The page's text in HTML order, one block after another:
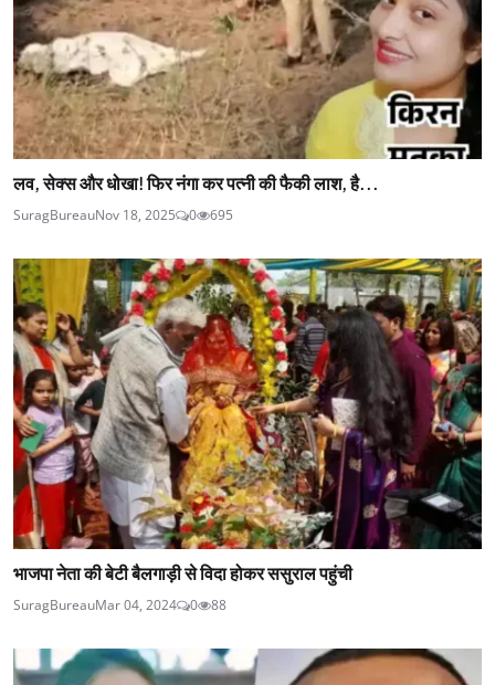
लव, सेक्स और धोखा! फिर नंगा कर पत्नी की फैकी लाश, है...
SuragBureauNov 18, 2025 0 695
भाजपा नेता की बेटी बैलगाड़ी से विदा होकर ससुराल पहुंची
SuragBureauMar 04, 2024 0 88